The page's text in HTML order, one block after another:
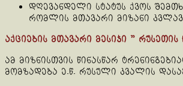
დღევანდელი სტატუს ქვოს
რომლის მთავარი მიზანი
აქციების მთავარი მესიჯი ”
ამ მიზნისთვის წინასწარ
მომზადება ე.წ. რუსული კვალის